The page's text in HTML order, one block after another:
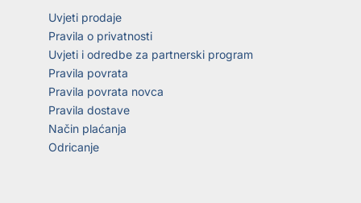
Uvjeti prodaje
Pravila o privatnosti
Uvjeti i odredbe za partnerski program
Pravila povrata
Pravila povrata novca
Pravila dostave
Način plaćanja
Odricanje